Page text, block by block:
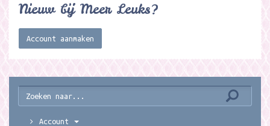
Nieuw bij Meer Leuks?
Account aanmaken
Account